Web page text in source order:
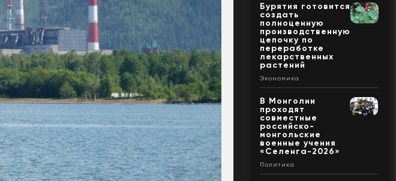
Бурятия готовится
создать
полноценную
производственную
цепочку по
переработке
лекарственных
растений
Экономика
В Монголии
проходят
совместные
российско-
монгольские
военные учения
«Селенга-2026»
Политика